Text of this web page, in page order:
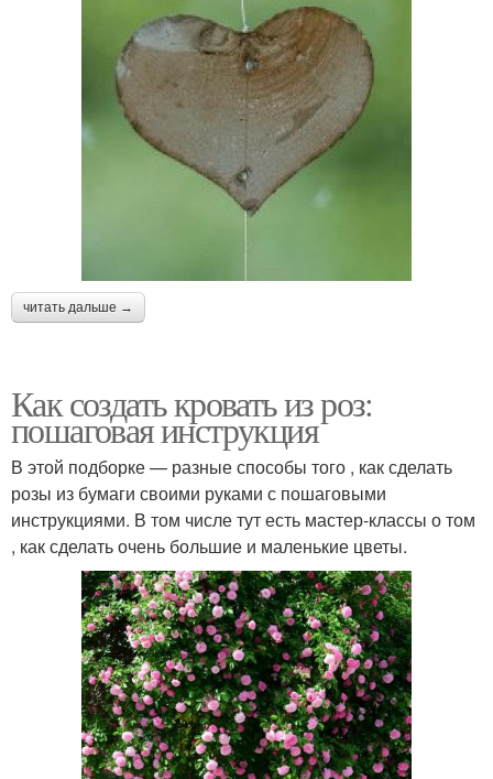
читать дальше →
Как создать кровать из роз:
пошаговая инструкция
В этой подборке — разные способы того , как сделать
розы из бумаги своими руками с пошаговыми
инструкциями. В том числе тут есть мастер-классы о том
, как сделать очень большие и маленькие цветы.